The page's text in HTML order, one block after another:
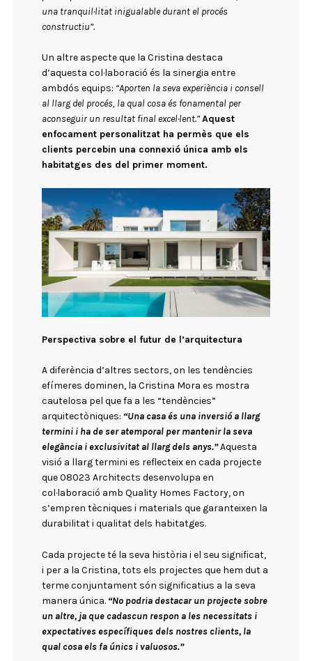
una tranquil·litat inigualable durant el procés
constructiu”.
Un altre aspecte que la Cristina destaca
d’aquesta col·laboració és la sinergia entre
ambdós equips: “Aporten la seva experiència i consell
al llarg del procés, la qual cosa és fonamental per
aconseguir un resultat final excel·lent.”Aquest
enfocament personalitzat ha permès que els
clients percebin una connexió única amb els
habitatges des del primer moment.
Perspectiva sobre el futur de l’arquitectura
A diferència d’altres sectors, on les tendències
efímeres dominen, la Cristina Mora es mostra
cautelosa pel que fa a les “tendències”
arquitectòniques: “Una casa és una inversió a llarg
termini i ha de ser atemporal per mantenir la seva
elegància i exclusivitat al llarg dels anys.”Aquesta
visió a llarg termini es reflecteix en cada projecte
que 08023 Architects desenvolupa en
col·laboració amb Quality Homes Factory, on
s’empren tècniques i materials que garanteixen la
durabilitat i qualitat dels habitatges.
Cada projecte té la seva història i el seu significat,
i per a la Cristina, tots els projectes que hem dut a
terme conjuntament són significatius a la seva
manera única. “No podria destacar un projecte sobre
un altre, ja que cadascun respon a les necessitats i
expectatives específiques dels nostres clients, la
qual cosa els fa únics i valuosos.”